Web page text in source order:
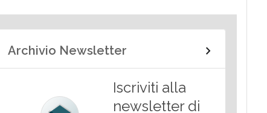
Archivio Newsletter
Iscriviti alla
newsletter di